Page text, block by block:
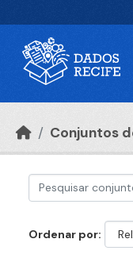
Conjuntos
Ordenar por